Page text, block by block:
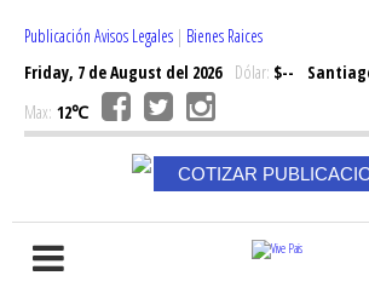
Publicación Avisos Legales | Bienes Raices
Friday, 7 de August del 2026Dólar: $--
Max: 12℃
COTIZAR